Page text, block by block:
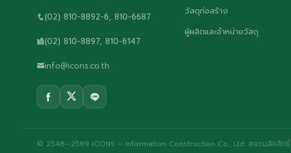
(02) 810-8892-6, 810-6687
(02) 810-8897, 810-6147
info@icons.co.th
วัสดุก่อสร้าง
ผู้ผลิตและจำหน่ายวัสดุ
© 2548–2569 iCONS – Information Construction Co., Ltd. สงวนลิขสิทธิ์